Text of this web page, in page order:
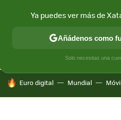
CONECTIVIDAD MÓVIL Y
HOY SE HABLA DE
Euro digital Mundial
Ya puedes ver más de
Añádenos como
Solo necesitas una